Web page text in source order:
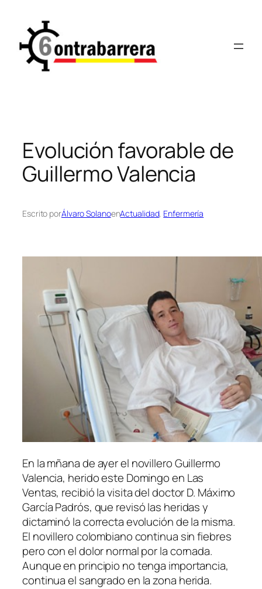
contenido
Evolución favorable de
Guillermo Valencia
Escrito porÁlvaro SolanoenActualidad, Enfermería
En la mñana de ayer el novillero Guillermo
Valencia, herido este Domingo en Las
Ventas, recibió la visita del doctor D. Máximo
García Padrós, que revisó las heridas y
dictaminó la correcta evolución de la misma.
El novillero colombiano continua sin fiebres
pero con el dolor normal por la cornada.
Aunque en principio no tenga importancia,
continua el sangrado en la zona herida.